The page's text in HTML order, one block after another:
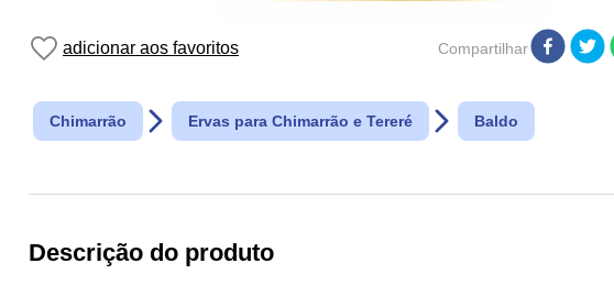
Compartilhar
Chimarrão Ervas para Chimarrão e Tereré Baldo
Descrição do produto